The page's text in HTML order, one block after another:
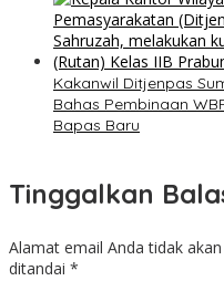
Kakanwil Ditjenpas
Bahas Pembinaan
Bapas Baru
Tinggalkan
Alamat email Anda tidak
ditandai *